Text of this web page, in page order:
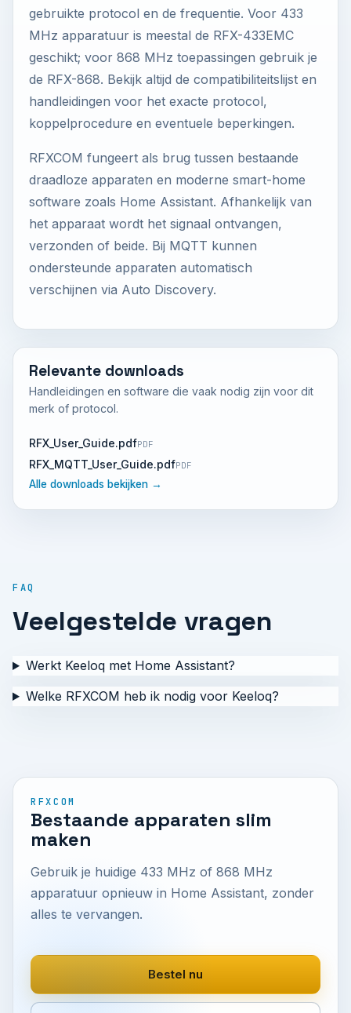
gebruikte protocol en de frequentie. Voor 433
MHz apparatuur is meestal de RFX-433EMC
geschikt; voor 868 MHz toepassingen gebruik je
de RFX-868. Bekijk altijd de compatibiliteitslijst en
handleidingen voor het exacte protocol,
koppelprocedure en eventuele beperkingen.
RFXCOM fungeert als brug tussen bestaande
draadloze apparaten en moderne smart-home
software zoals Home Assistant. Afhankelijk van
het apparaat wordt het signaal ontvangen,
verzonden of beide. Bij MQTT kunnen
ondersteunde apparaten automatisch
verschijnen via Auto Discovery.
Relevante downloads
Handleidingen en software die vaak nodig zijn voor dit
merk of protocol.
RFX_User_Guide.pdfPDF
RFX_MQTT_User_Guide.pdfPDF
Alle downloads bekijken →
FAQ
Veelgestelde vragen
Werkt Keeloq met Home Assistant?
Welke RFXCOM heb ik nodig voor Keeloq?
RFXCOM
Bestaande apparaten slim
maken
Gebruik je huidige 433 MHz of 868 MHz
apparatuur opnieuw in Home Assistant, zonder
alles te vervangen.
Bestel nu